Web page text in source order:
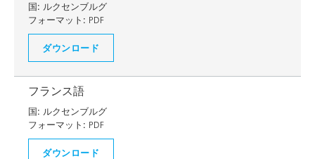
国: ルクセンブルグ
フォーマット: PDF
ダウンロード
フランス語
国: ルクセンブルグ
フォーマット: PDF
ダウンロード